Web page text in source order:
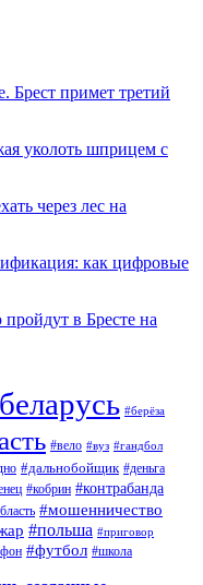
Брест примет третий
уколоть шприцем с
через лес на
как цифровые
в Бресте на
#берёза
#вело #вуз #гандбол
#дальнобойщик #деньга
#кобрин #контрабанда
#мошенничество
#польша #приговор
#футбол #школа